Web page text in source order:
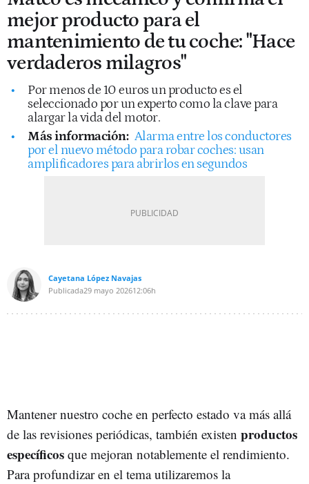
mejor producto para el
mantenimiento de tu coche: "Hace
verdaderos milagros"
Por menos de 10 euros un producto es el
seleccionado por un experto como la clave para
alargar la vida del motor.
Más información: Alarma entre los conductores
por el nuevo método para robar coches: usan
amplificadores para abrirlos en segundos
Cayetana López Navajas
Publicada29 mayo 202612:06h
Mantener nuestro coche en perfecto estado va más allá
de las revisiones periódicas, también existen productos
específicos que mejoran notablemente el rendimiento.
Para profundizar en el tema utilizaremos la